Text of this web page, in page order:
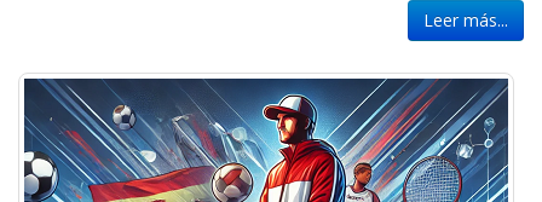
Leer más...